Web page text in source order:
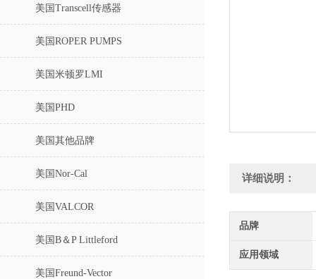
美国Transcell传感器
美国ROPER PUMPS
美国米顿罗LMI
美国PHD
美国其他品牌
美国Nor-Cal
美国VALCOR
美国B＆P Littleford
美国Freund-Vector
详细说明：
品牌
应用领域